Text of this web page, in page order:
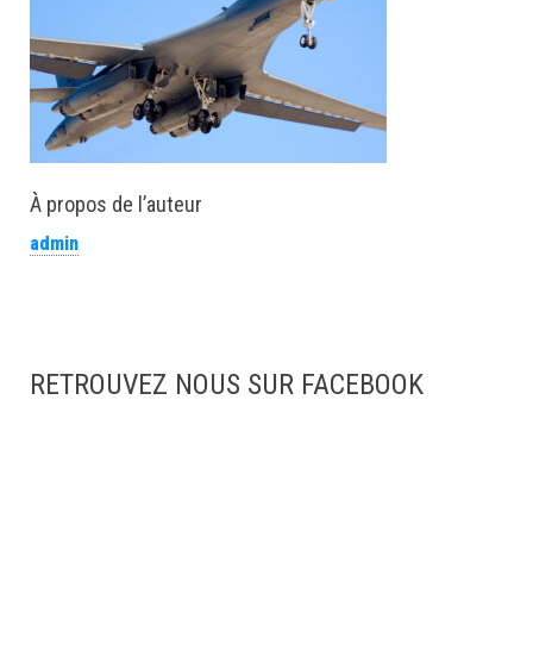
À propos de l’auteur
admin
RETROUVEZ NOUS SUR FACEBOOK